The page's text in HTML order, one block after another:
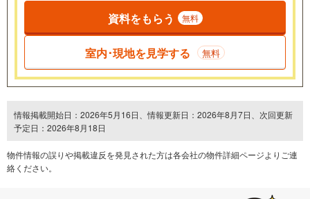
資料をもらう 無料
室内･現地を見学する 無料
情報掲載開始日：2026年5月16日、情報更新日：2026年8月7日、次回更新
予定日：2026年8月18日
物件情報の誤りや掲載違反を発⾒された方は各会社の物件詳細ページよりご連
絡ください。